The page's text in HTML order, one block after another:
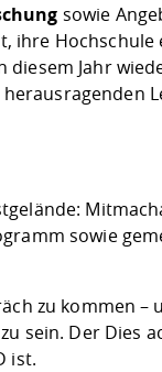
sowie
ihre
diesem Jahr
sowie
zu kommen –
sein. Der Dies
ist.